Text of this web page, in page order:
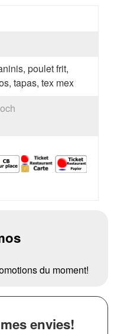
poulet frit,
tapas, tex mex
du moment!
envies!